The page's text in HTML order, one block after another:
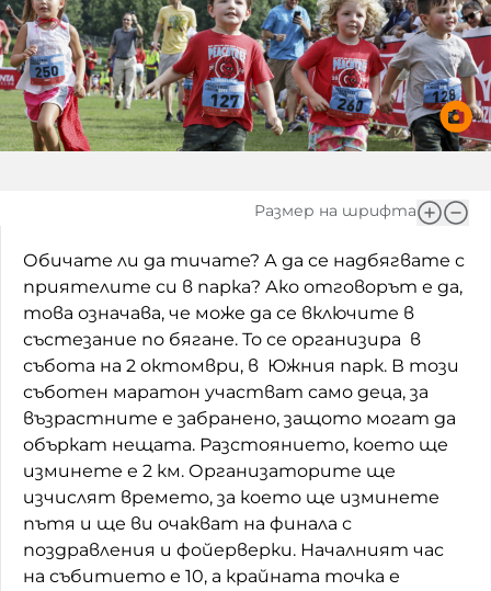
Фантазирай
Приказки
История на изкуството
От соул до рокендрол
Междучасие
Яйцето на света
Къщата
Златната ябълка
Непознатите думи
Като Айнщайн
Домашен любимец
Питаме Ви
Игри
Кои сме ние?
За вас, родители
Размер на шрифта
Обичате ли да тичате? А да се надбягвате с
приятелите си в парка? Ако отговорът е да,
това означава, че може да се включите в
състезание по бягане. То се организира в
събота на 2 октомври, в Южния парк. В този
съботен маратон участват само деца, за
възрастните е забранено, защото могат да
объркат нещата. Разстоянието, което ще
изминете е 2 км. Организаторите ще
изчислят времето, за което ще изминете
пътя и ще ви очакват на финала с
поздравления и фойерверки. Началният час
на събитието е 10, а крайната точка е